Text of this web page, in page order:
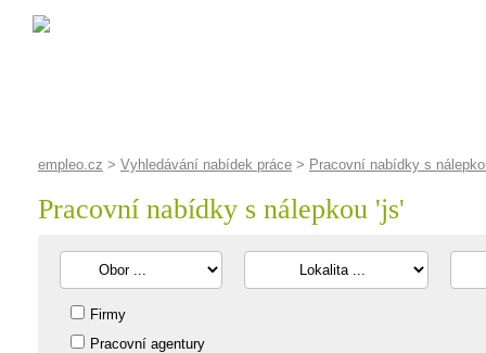
empleo.cz > Vyhledávání nabídek práce > Pracovní nabídky s
Pracovní nabídky s nálepkou 'js'
Firmy
Pracovní agentury